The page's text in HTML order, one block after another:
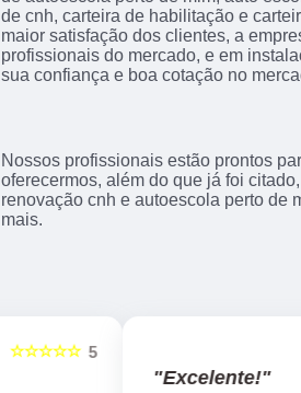
de cnh, carteira de habilitação e
maior satisfação dos clientes, a
profissionais do mercado, e em
sua confiança e boa cotação no
Nossos profissionais estão prontos
oferecermos, além do que já foi
renovação cnh e autoescola perto de
mais.